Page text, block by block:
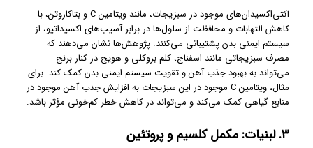
آنتی‌اکسیدان‌های موجود در سبزیجات، مانند ویتامین C و بتاکاروتن، با
کاهش التهابات و محافظت از سلول‌ها در برابر آسیب‌های اکسیداتیو، از
سیستم ایمنی بدن پشتیبانی می‌کنند. پژوهش‌ها نشان می‌دهند که
مصرف سبزیجاتی مانند اسفناج، کلم بروکلی و هویج در کنار برنج
می‌تواند به بهبود جذب آهن و تقویت سیستم ایمنی بدن کمک کند. برای
مثال، ویتامین C موجود در این سبزیجات به افزایش جذب آهن موجود در
منابع گیاهی کمک می‌کند و می‌تواند در کاهش خطر کم‌خونی مؤثر باشد.
۳. لبنیات: مکمل کلسیم و پروتئین